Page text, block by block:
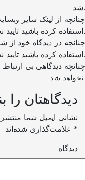
شد.
استفاده کرده باشید تایید نخواهد شد.
استفاده کرده باشید تایید نخواهد شد.
چنانچه دیدگاهی بی
نخواهد شد.
دیدگاهتان را
نشانی ایمیل شما
*
دیدگاه